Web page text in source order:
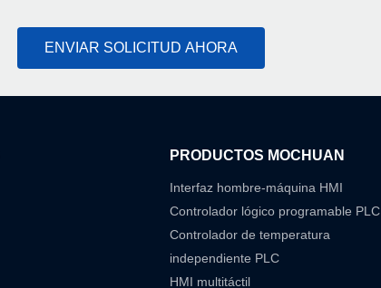
ENVIAR SOLICITUD AHORA
PRODUCTOS MOCHUAN
Interfaz hombre-máquina HMI
Controlador lógico programable PLC
Controlador de temperatura
independiente PLC
HMI multitáctil